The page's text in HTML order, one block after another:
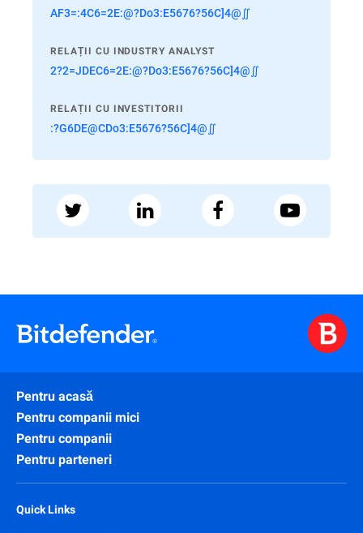
AF3=:4C6=2E:@?Do3:E5676?56C]4@∬
RELAȚII CU INDUSTRY ANALYST
2?2=JDEC6=2E:@?Do3:E5676?56C]4@∬
RELAȚII CU INVESTITORII
:?G6DE@CDo3:E5676?56C]4@∬
Pentru acasă
Pentru companii mici
Pentru companii
Pentru parteneri
Quick Links